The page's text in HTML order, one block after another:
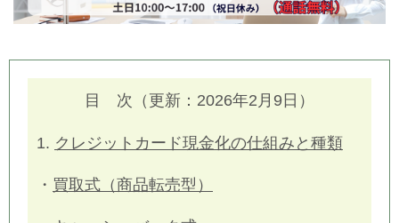
目 次（更新：2026年2月9日）
1. クレジットカード現金化の仕組みと種類
・ 買取式（商品転売型）